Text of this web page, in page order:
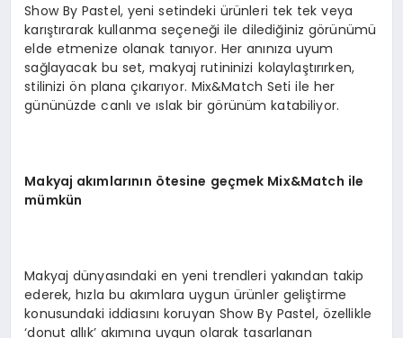
Show By Pastel, yeni setindeki ürünleri tek tek veya
karıştırarak kullanma seçeneği ile dilediğiniz görünümü
elde etmenize olanak tanıyor. Her anınıza uyum
sağlayacak bu set, makyaj rutininizi kolaylaştırırken,
stilinizi ön plana çıkarıyor. Mix&Match Seti ile her
gününüzde canlı ve ıslak bir görünüm katabiliyor.
Makyaj akımlarının ötesine geçmek Mix&Match ile
mümkün
Makyaj dünyasındaki en yeni trendleri yakından takip
ederek, hızla bu akımlara uygun ürünler geliştirme
konusundaki iddiasını koruyan Show By Pastel, özellikle
‘donut allık’ akımına uygun olarak tasarlanan